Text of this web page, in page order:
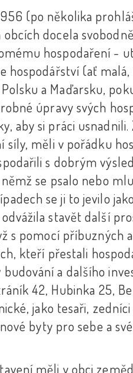
(po několika
docela
hospodaření -
hospodářství (ať
a Maďarsku,
úpravy svých
aby si práci
síly, měli v pořádku
s dobrým
se psalo nebo
se ji to jevilo
stavět další
s pomocí příbuzných
kteří přestali
a dalšího
42, Hubinka 25,
jako tesaři,
byty pro sebe a
měli v obci